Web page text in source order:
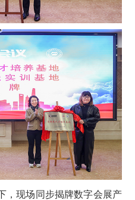
，现场同步揭牌数字会展产